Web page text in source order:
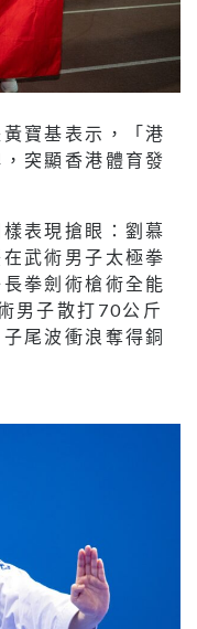
寶基表示，「港
突顯香港體育發
表現搶眼：劉慕
武術男子太極拳
拳劍術槍術全能
男子散打70公斤
尾波衝浪奪得銅